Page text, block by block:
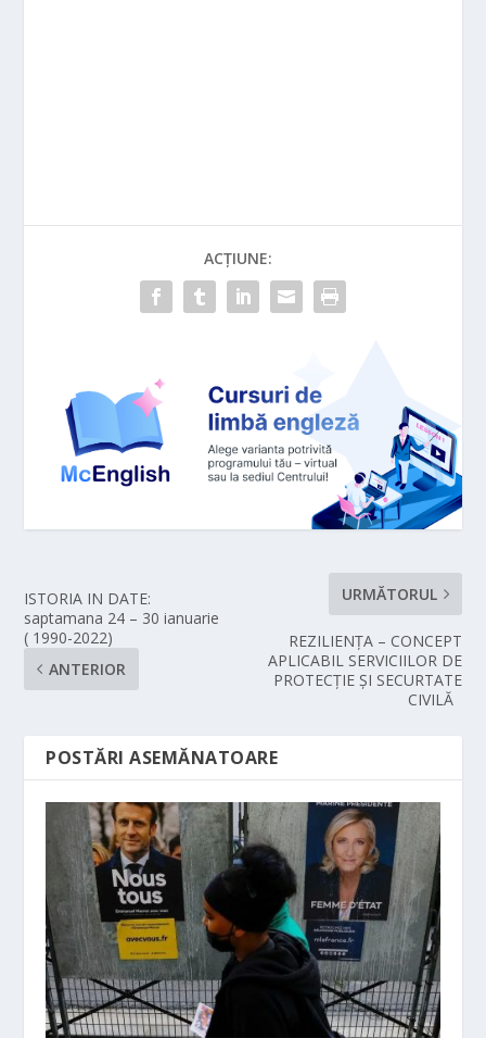
ACȚIUNE:
ISTORIA IN DATE:
saptamana 24 – 30 ianuarie
( 1990-2022)
ANTERIOR
URMĂTORUL
REZILIENȚA – CONCEPT
APLICABIL SERVICIILOR DE
PROTECȚIE ȘI SECURTATE
CIVILĂ
POSTĂRI ASEMĂNATOARE